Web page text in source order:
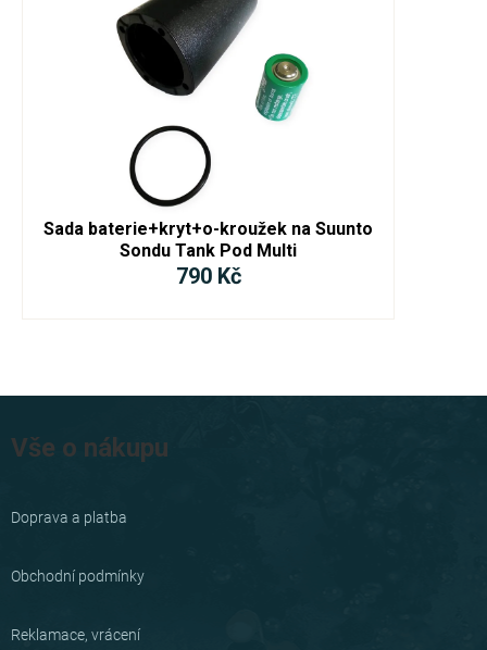
Sada baterie+kryt+o-kroužek na Suunto
Sondu Tank Pod Multi
790 Kč
á
a
Vše o nákupu
Doprava a platba
Obchodní podmínky
Reklamace, vrácení